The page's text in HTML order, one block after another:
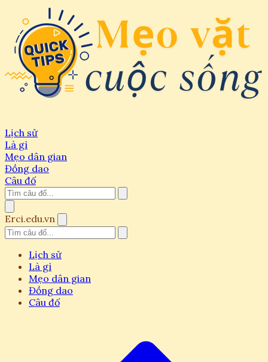
Lịch sử
Là gì
Mẹo dân gian
Đồng dao
Câu đố
Erci.edu.vn
Lịch sử
Là gì
Mẹo dân gian
Đồng dao
Câu đố